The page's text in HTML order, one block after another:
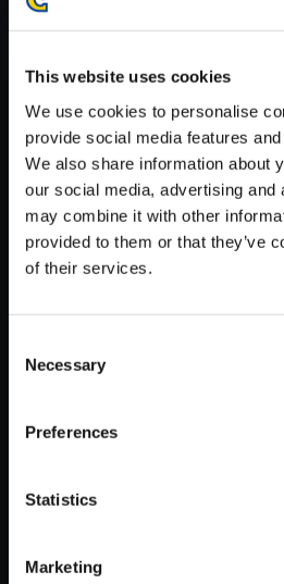
This website uses cookies
We use cookies to personalise
provide social media features
We also share information about
our social media, advertising and
may combine it with other
provided to them or that they’ve
of their services.
Selection
Necessary
Preferences
Statistics
Marketing
※ご購入いただいたファイルのダウ
が安定しているWifi環境でお試しくだ
【単曲】バ
ジナル・サ
awan
おすすめ商品